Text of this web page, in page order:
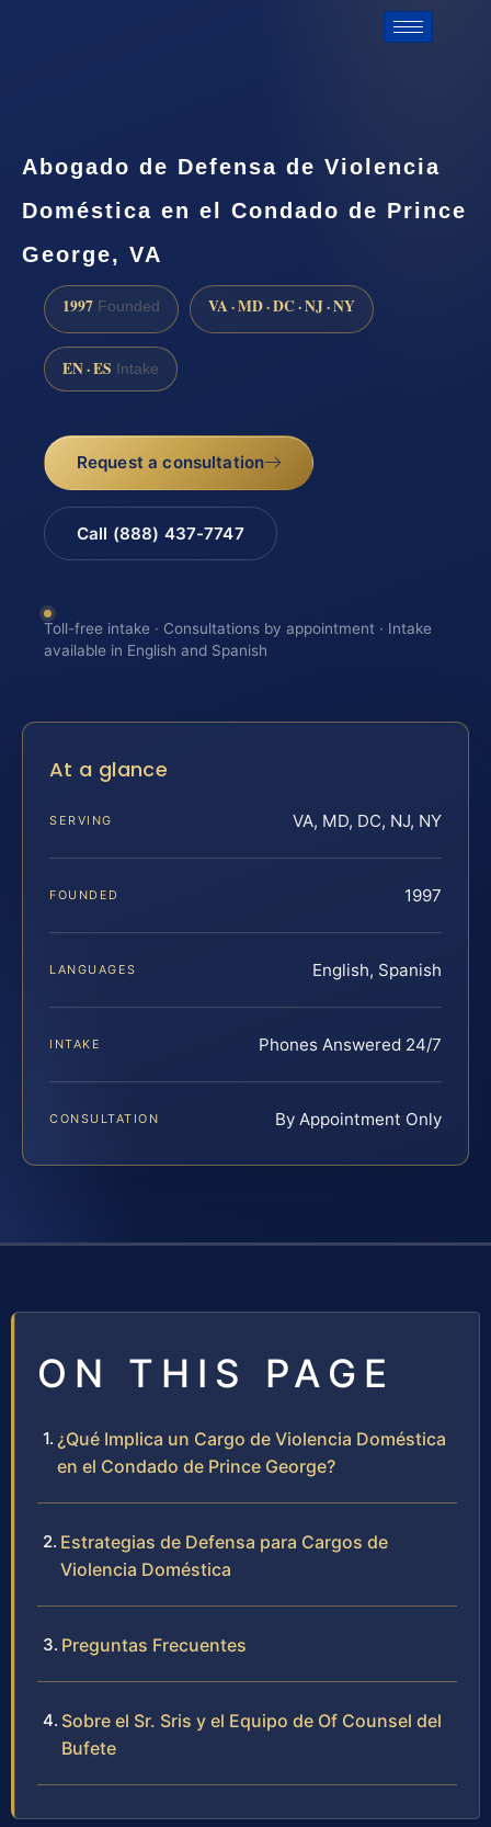
Abogado de Defensa de Violencia
Doméstica en el Condado de Prince
George, VA
1997 Founded VA · MD · DC · NJ · NY
EN · ES Intake
Request a consultation
Call (888) 437-7747
Toll-free intake · Consultations by appointment · Intake
available in English and Spanish
At a glance
SERVING VA, MD, DC, NJ, NY
FOUNDED 1997
LANGUAGES English, Spanish
INTAKE Phones Answered 24/7
CONSULTATION By Appointment Only
ON THIS PAGE
¿Qué Implica un Cargo de Violencia Doméstica
en el Condado de Prince George?
Estrategias de Defensa para Cargos de
Violencia Doméstica
Preguntas Frecuentes
Sobre el Sr. Sris y el Equipo de Of Counsel del
Bufete